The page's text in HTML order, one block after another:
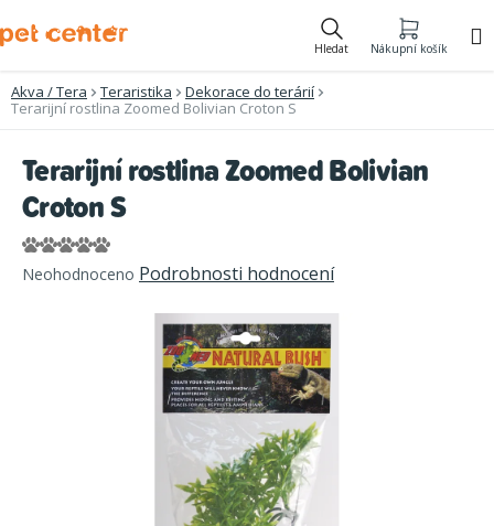
na
Hledat Nákupní košík
Akva / Tera Teraristika
Dekorace do terárií
Terarijní rostlina Zoomed Bolivian Croton S
Terarijní rostlina Zoomed Bolivian
Croton S
Průměrné
hodnocení
Neohodnoceno Podrobnosti hodnocení